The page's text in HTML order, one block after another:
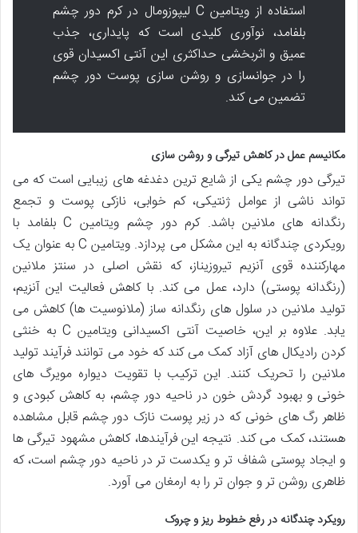
استفاده از ویتامین C لیپوزومال در کرم دور چشم
بلفامد، نوآوری کلیدی است که پایداری، جذب
عمیق و اثربخشی حداکثری این آنتی اکسیدان قوی
را در جوانسازی و روشن سازی پوست دور چشم
تضمین می کند.
مکانیسم عمل در کاهش تیرگی و روشن سازی
تیرگی دور چشم یکی از شایع ترین دغدغه های زیبایی است که می
تواند ناشی از عوامل ژنتیکی، کم خوابی، نازکی پوست و تجمع
رنگدانه های ملانین باشد. کرم دور چشم ویتامین C بلفامد با
رویکردی چندگانه به این مشکل می پردازد. ویتامین C به عنوان یک
مهارکننده قوی آنزیم تیروزیناز، که نقش اصلی در سنتز ملانین
(رنگدانه پوستی) دارد، عمل می کند. با کاهش فعالیت این آنزیم،
تولید ملانین در سلول های رنگدانه ساز (ملانوسیت ها) کاهش می
یابد. علاوه بر این، خاصیت آنتی اکسیدانی ویتامین C به خنثی
کردن رادیکال های آزاد کمک می کند که خود می توانند فرآیند تولید
ملانین را تحریک کنند. این ترکیب با تقویت دیواره مویرگ های
خونی و بهبود گردش خون در ناحیه دور چشم، به کاهش کبودی و
ظاهر رگ های خونی که در زیر پوست نازک دور چشم قابل مشاهده
هستند، کمک می کند. نتیجه این فرآیندها، کاهش مشهود تیرگی ها
و ایجاد پوستی شفاف تر و یکدست تر در ناحیه دور چشم است، که
ظاهری روشن تر و جوان تر را به ارمغان می آورد.
رویکرد چندگانه در رفع خطوط ریز و چروک